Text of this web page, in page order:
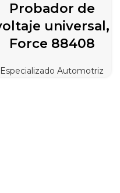
Probador de
universal,
Force 88408
Especializado Automotriz